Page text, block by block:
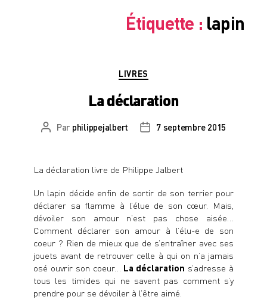
Étiquette : lapin
Catégories
LIVRES
La déclaration
Auteur
Par philippejalbert
Date7 septembre 2015
La déclaration livre de Philippe Jalbert
Un lapin décide enfin de sortir de son terrier pour
déclarer sa flamme à l’élue de son cœur. Mais,
dévoiler son amour n’est pas chose aisée…
Comment déclarer son amour à l’élu-e de son
coeur ? Rien de mieux que de s’entraîner avec ses
jouets avant de retrouver celle à qui on n’a jamais
osé ouvrir son coeur… La déclaration s’adresse à
tous les timides qui ne savent pas comment s’y
prendre pour se dévoiler à l’être aimé.